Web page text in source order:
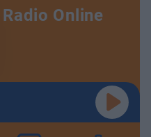
Radio Online